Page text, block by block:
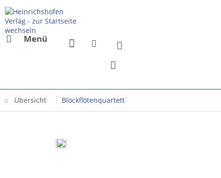
Menü
Übersicht Blockflötenquartett